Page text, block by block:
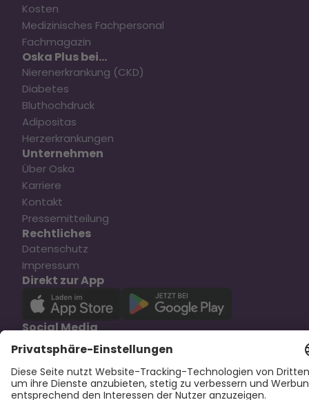
Kosten
Medizinisches Fachpersonal
Fachmagazin
Oska Plus bei...
Nierenerkrankung (CKD)
Diabetes
Bluthochdruck
Adipositas
Herzerkrankungen
Unternehmen
Über Oska
Karriere
Kontakt
Pressemitteilung
Rechtliches
Datenschutz
Impressum
Direkt zur App
Social Media
Copyright © 2025 Oska Health Medical GmbH